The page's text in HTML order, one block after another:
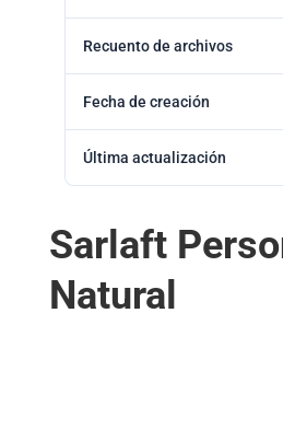
Recuento de archivos
Fecha de creación
Última actualización
Sarlaft
Natural